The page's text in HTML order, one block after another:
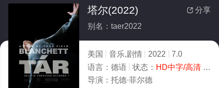
 分享
塔尔(2022)
别名：taer2022
美国 音乐,剧情 2022
7.0
语言： 德语 状态： HD中字/高清- 免费在线观看
导演： 托德·菲尔德